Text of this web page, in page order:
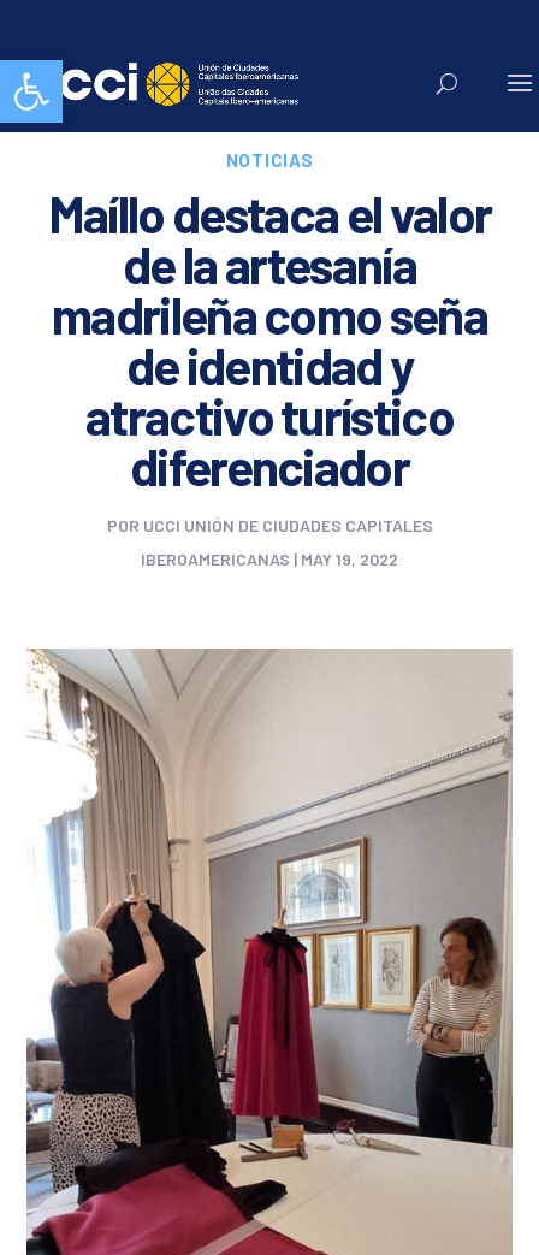
Abrir barra de herramientas
NOTICIAS
Maíllo destaca el valor
de la artesanía
madrileña como seña
de identidad y
atractivo turístico
diferenciador
POR UCCI UNIÓN DE CIUDADES CAPITALES
IBEROAMERICANAS | MAY 19, 2022